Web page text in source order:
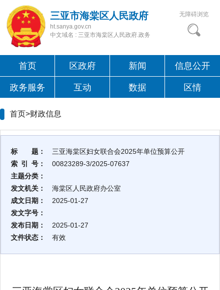
三亚市海棠区人民政府
ht.sanya.gov.cn
中文域名 : 三亚市海棠区人民政府.政务
无障碍浏览
首页 区政府 新闻 信息公开
政务服务 互动 数据 区情
首页>财政信息
标 题：
三亚海棠区妇女联合会2025年单位预算公开
索 引 号：
00823289-3/2025-07637
主题分类：
发文机关：
海棠区人民政府办公室
成文日期：
2025-01-27
发文字号：
发布日期：
2025-01-27
文件状态：
有效